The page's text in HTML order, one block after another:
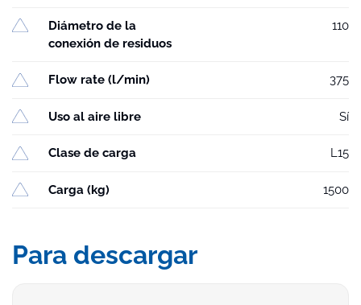
Diámetro de la
conexión de residuos
110
Flow rate (l/min) 375
Uso al aire libre Sí
Clase de carga L15
Carga (kg) 1500
Para descargar